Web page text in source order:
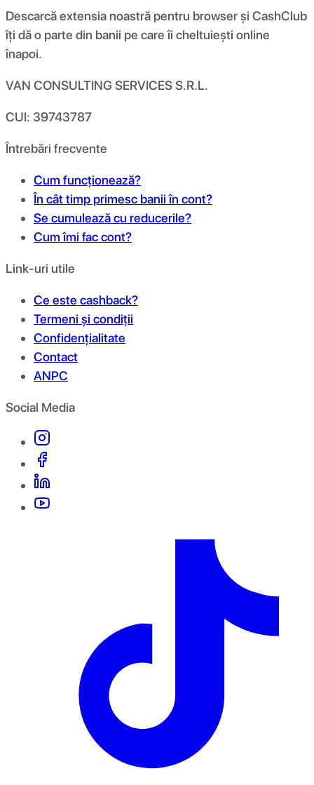
Descarcă extensia noastră pentru browser și CashClub
îți dă o parte din banii pe care îi cheltuiești online
înapoi.
VAN CONSULTING SERVICES S.R.L.
CUI: 39743787
Întrebări frecvente
Cum funcționează?
În cât timp primesc banii în cont?
Se cumulează cu reducerile?
Cum îmi fac cont?
Link-uri utile
Ce este cashback?
Termeni și condiții
Confidențialitate
Contact
ANPC
Social Media